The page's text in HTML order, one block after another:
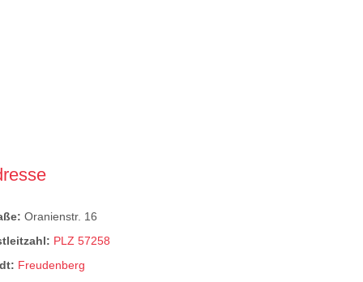
Oranienstr. 16
PLZ 57258
Freudenberg